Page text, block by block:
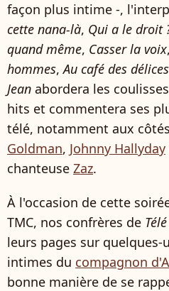
façon plus intime -,
cette nana-là, Qui a le droit
quand même, Casser la voix,
hommes,Au café des délices
Jean abordera les
hits et commentera ses
télé, notamment aux
Goldman, Johnny Hallyday
chanteuse Zaz.
À l'occasion de cette
TMC, nos confrères de
leurs pages sur quelques-
intimes du compagnon
bonne manière de se